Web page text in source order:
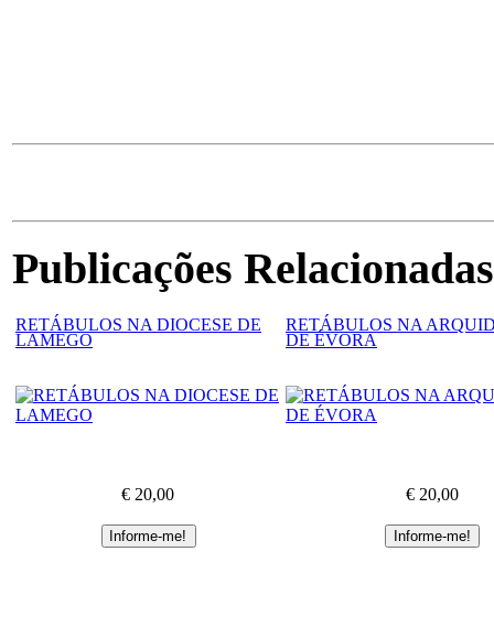
Publicações Relacionadas
RETÁBULOS NA DIOCESE DE
LAMEGO
€ 20,00
RETÁBULOS NA
DE ÉVORA
€ 20,00